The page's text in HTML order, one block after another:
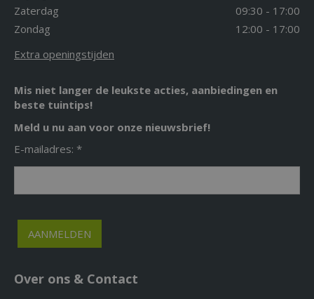
Zaterdag
09:30 - 17:00
Zondag
12:00 - 17:00
Extra openingstijden
Mis niet langer de leukste acties, aanbiedingen en
beste tuintips!
Meld u nu aan voor onze nieuwsbrief!
E-mailadres: *
Over ons & Contact